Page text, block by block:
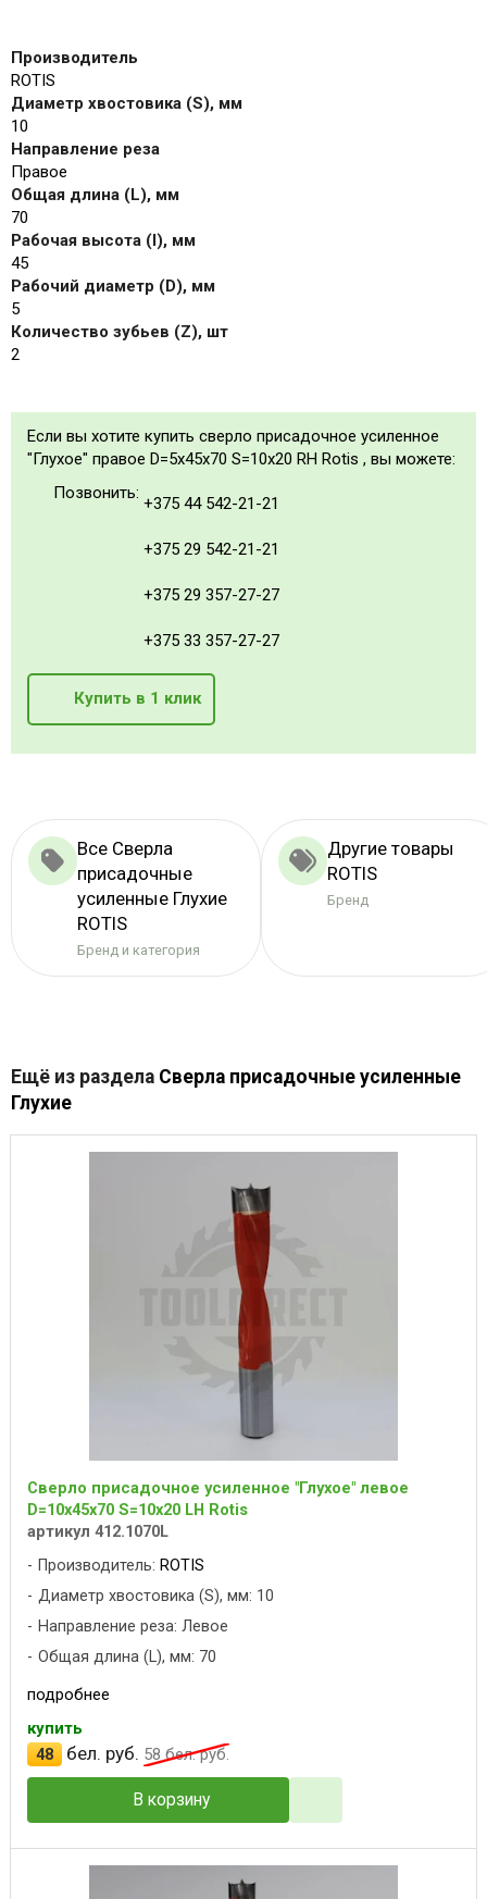
Производитель
ROTIS
Диаметр хвостовика (S), мм
10
Направление реза
Правое
Общая длина (L), мм
70
Рабочая высота (I), мм
45
Рабочий диаметр (D), мм
5
Количество зубьев (Z), шт
2
Если вы хотите купить сверло присадочное усиленное
"Глухое" правое D=5x45x70 S=10x20 RH Rotis , вы можете:
Позвонить:
+375 44 542-21-21
+375 29 542-21-21
+375 29 357-27-27
+375 33 357-27-27
Купить в 1 клик
Все Сверла
присадочные
усиленные Глухие
ROTIS
Бренд и категория
Другие товары
ROTIS
Бренд
Ещё из раздела Сверла присадочные усиленные
Глухие
Сверло присадочное усиленное "Глухое" левое
D=10x45x70 S=10x20 LH Rotis
артикул 412.1070L
Производитель: ROTIS
Диаметр хвостовика (S), мм: 10
Направление реза: Левое
Общая длина (L), мм: 70
подробнее
купить
48
бел. руб. 58бел. руб.
В корзину